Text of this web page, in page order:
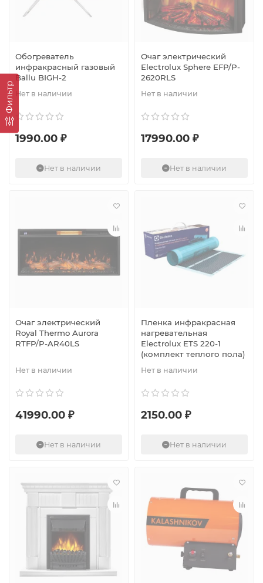
Фильтр
Обогреватель
инфракрасный газовый
Ballu BIGH-2
Нет в наличии
1990.00 ₽
Нет в наличии
Очаг электрический
Electrolux Sphere EFP/P-
2620RLS
Нет в наличии
17990.00 ₽
Нет в наличии
Очаг электрический
Royal Thermo Aurora
RTFP/P-AR40LS
Нет в наличии
41990.00 ₽
Нет в наличии
Пленка инфракрасная
нагревательная
Electrolux ETS 220-1
(комплект теплого пола)
Нет в наличии
2150.00 ₽
Нет в наличии